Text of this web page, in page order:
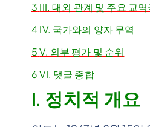
3 III. 대외 관계 및 주요 교
4IV. 국가와의 양자 무역
5 V. 외부 평가 및 순위
6 VI. 댓글 종합
I. 정치적 개요